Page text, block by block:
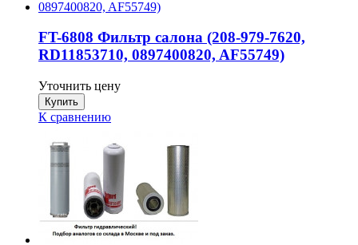
FT-6808 Фильтр салона (208-979-7620,
RD11853710, 0897400820, AF55749)
Уточнить цену
К сравнению